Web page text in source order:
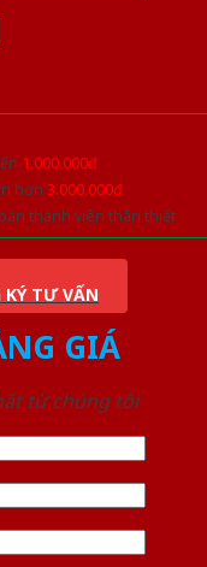
1.000.000đ
hơn 3.000.000đ
thành viên thân thiết
TƯ VẤN
GIÁ
từ chúng tôi